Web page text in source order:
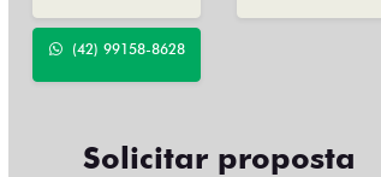
(42) 99158-8628
Solicitar proposta